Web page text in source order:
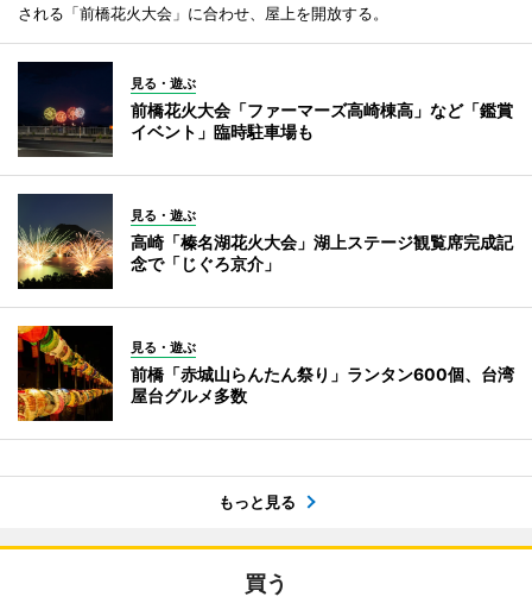
される「前橋花火大会」に合わせ、屋上を開放する。
見る・遊ぶ
前橋花火大会「ファーマーズ高崎棟高」など「鑑賞
イベント」臨時駐車場も
見る・遊ぶ
高崎「榛名湖花火大会」湖上ステージ観覧席完成記
念で「じぐろ京介」
見る・遊ぶ
前橋「赤城山らんたん祭り」ランタン600個、台湾
屋台グルメ多数
もっと見る
買う